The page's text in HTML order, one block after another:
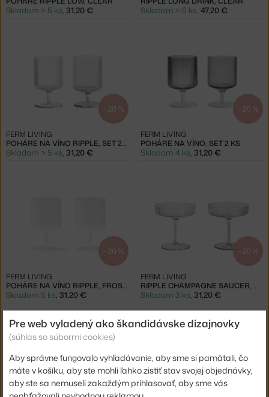
Skladom > 5 ks, 31,20 € Skladom > 5 ks, 47,20 €
−20 %
POHÁRE NA VÍNO RIPPLE, SET 2KS
FERM LIVING
Skladom > 5 ks, 31,20 €
−20 %
POHÁRE NA VÍNO, SET 2 KS
FERM LIVING
Skladom 4 ks, 31,20 €
−20 %
POHÁRE NA VÍNO RIPPLE, FROSTED
FERM LIVING
Skladom 5 ks, 31,20 €
−20 %
RIPPLE CHAMPAGNE SAUCER, CLEAR
FERM LIVING
Skladom 3 ks, 31,20 €
−20 %
Pre web vyladený ako škandidávske dizajnovky
(súhlas so súbormi cookies)
Aby správne fungovalo vyhľadávanie, aby sme si pamätali, čo
máte v košíku, aby ste mohli ľahko zistiť stav svojej objednávky,
aby ste sa nemuseli zakaždým prihlasovať, aby sme vás